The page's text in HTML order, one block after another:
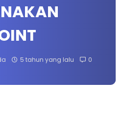
5 tahun yang lalu 0